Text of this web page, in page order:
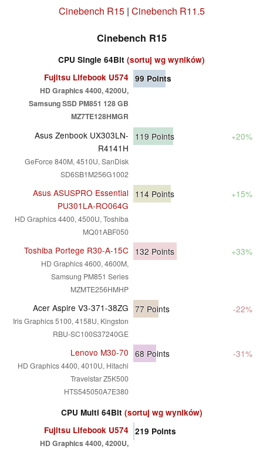
Cinebench R15| Cinebench R11.5
Cinebench R15
CPU Single 64Bit (sortuj wg wyników)
Fujitsu Lifebook U574
HD Graphics 4400, 4200U,
Samsung SSD PM851 128 GB
MZ7TE128HMGR
99 Points
Asus Zenbook UX303LN-
R4141H
GeForce 840M, 4510U, SanDisk
SD6SB1M256G1002
119 Points +20%
Asus ASUSPRO Essential
PU301LA-RO064G
HD Graphics 4400, 4500U, Toshiba
MQ01ABF050
114 Points +15%
Toshiba Portege R30-A-15C
HD Graphics 4600, 4600M,
Samsung PM851 Series
MZMTE256HMHP
132 Points +33%
Acer Aspire V3-371-38ZG
Iris Graphics 5100, 4158U, Kingston
RBU-SC100S37240GE
77 Points -22%
Lenovo M30-70
HD Graphics 4400, 4010U, Hitachi
Travelstar Z5K500
HTS545050A7E380
68 Points -31%
CPU Multi 64Bit (sortuj wg wyników)
Fujitsu Lifebook U574
HD Graphics 4400, 4200U,
219 Points